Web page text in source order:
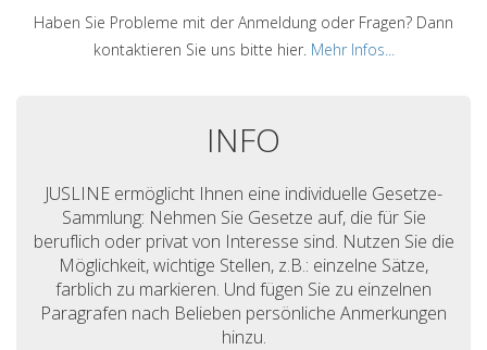
Haben Sie Probleme mit der Anmeldung oder Fragen? Dann
kontaktieren Sie uns bitte hier. Mehr Infos...
INFO
JUSLINE ermöglicht Ihnen eine individuelle Gesetze-
Sammlung: Nehmen Sie Gesetze auf, die für Sie
beruflich oder privat von Interesse sind. Nutzen Sie die
Möglichkeit, wichtige Stellen, z.B.: einzelne Sätze,
farblich zu markieren. Und fügen Sie zu einzelnen
Paragrafen nach Belieben persönliche Anmerkungen
hinzu.